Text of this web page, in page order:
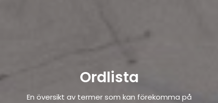
Ordlista
En översikt av termer som kan förekomma på